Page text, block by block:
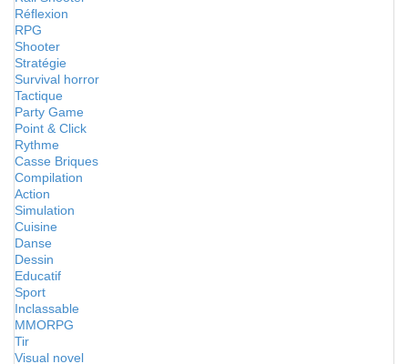
Réflexion
RPG
Shooter
Stratégie
Survival horror
Tactique
Party Game
Point & Click
Rythme
Casse Briques
Compilation
Action
Simulation
Cuisine
Danse
Dessin
Educatif
Sport
Inclassable
MMORPG
Tir
Visual novel